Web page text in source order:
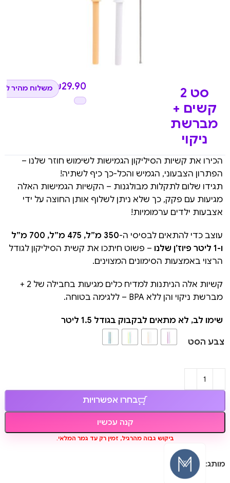
סט 2
קשים +
מברשת
ניקוי
₪29.90 משלוח מהיר
הכירו את קשיות הסיליקון הגמישות לשימוש חוזר שלנו –
הפתרון הצבעוני, הגמיש והכל-כך כיף לשתיה!
תגידו שלום לתקלות מבולגנות – הקשיות הגמישות האלה
מגיעות עם פקק, כך שלא ניתן לשלוף אותן החוצה על ידי
אצבעות ילדים ערמומיות!
עוצב כדי להתאים לבסיסי ה-
350 מ”ל, 475 מ”ל, 700 מ”ל
ו-1 ליטר פיוז’ן שלנו
– פשוט חיתכו את קשית הסיליקון לגודל
הרצוי באמצעות הסימונים המצוינים.
קשיות אלה הניתנות למדיח כלים מגיעות בחבילה של 2 +
מברשת ניקוי והן ללא BPA – ללגימה בטוחה.
שימו לב, לא מתאים לבקבוק בגודל 1.5 ליטר
צבע הסט
בחרו אפשרויות
קנה עכשיו
ביקוש גבוה מהרגיל, זמין רק עד גמר המלאי.
מותג: